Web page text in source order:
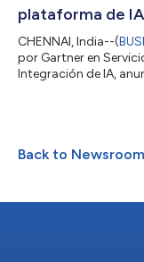
plataforma de
CHENNAI, India--(
por Gartner en
Integración de IA,
e implantar Agentes
que predicen,
incidencias que
Back to Newsroom